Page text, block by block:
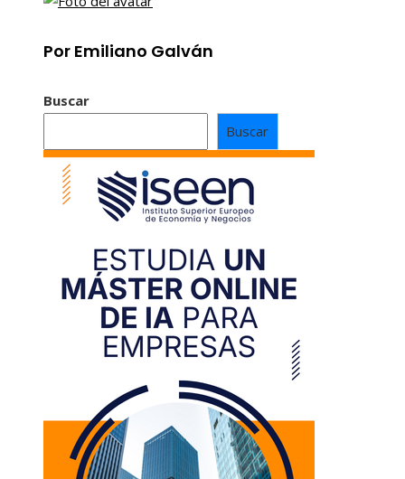
Por Emiliano Galván
Buscar
Buscar